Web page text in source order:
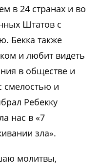
в 24 странах и во
Штатов с
Бекка также
и любит видеть
в обществе и
смелостью и
Ребекку
нас в «7
зла».
молитвы,